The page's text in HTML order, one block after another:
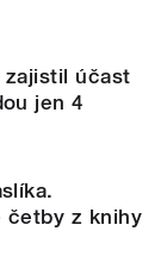
zajistil účast
jen 4
četby z knihy